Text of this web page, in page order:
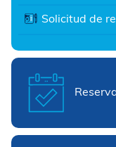
Solicitud de